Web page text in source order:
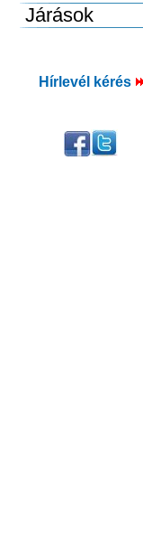
Hírlevél kérés